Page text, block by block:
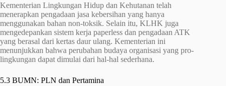
Kementerian Lingkungan Hidup dan Kehutanan telah
menerapkan pengadaan jasa kebersihan yang hanya
menggunakan bahan non-toksik. Selain itu, KLHK juga
mengedepankan sistem kerja paperless dan pengadaan ATK
yang berasal dari kertas daur ulang. Kementerian ini
menunjukkan bahwa perubahan budaya organisasi yang pro-
lingkungan dapat dimulai dari hal-hal sederhana.
5.3 BUMN: PLN dan Pertamina